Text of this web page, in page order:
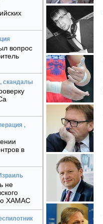
вопрос
, скандалы
,
в
не
ХАМАС